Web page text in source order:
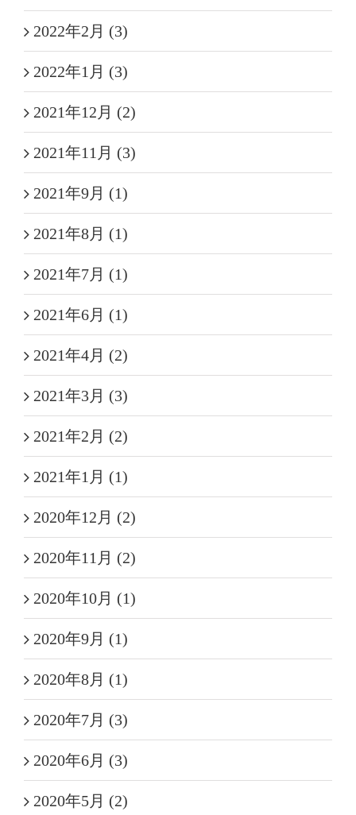
2022年2月 (3)
2022年1月 (3)
2021年12月 (2)
2021年11月 (3)
2021年9月 (1)
2021年8月 (1)
2021年7月 (1)
2021年6月 (1)
2021年4月 (2)
2021年3月 (3)
2021年2月 (2)
2021年1月 (1)
2020年12月 (2)
2020年11月 (2)
2020年10月 (1)
2020年9月 (1)
2020年8月 (1)
2020年7月 (3)
2020年6月 (3)
2020年5月 (2)